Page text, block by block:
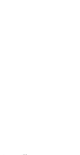
tradicional china
experiencia